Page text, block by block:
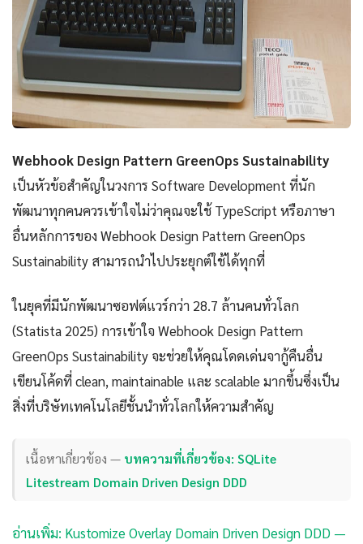
Webhook Design Pattern GreenOps Sustainability
เป็นหัวข้อสำคัญในวงการ Software Development ที่นัก
พัฒนาทุกคนควรเข้าใจไม่ว่าคุณจะใช้ TypeScript หรือภาษา
อื่นหลักการของ Webhook Design Pattern GreenOps
Sustainability สามารถนำไปประยุกต์ใช้ได้ทุกที่
ในยุคที่มีนักพัฒนาซอฟต์แวร์กว่า 28.7 ล้านคนทั่วโลก
(Statista 2025) การเข้าใจ Webhook Design Pattern
GreenOps Sustainability จะช่วยให้คุณโดดเด่นจากู้คืนอื่น
เขียนโค้ดที่ clean, maintainable และ scalable มากขึ้นซึ่งเป็น
สิ่งที่บริษัทเทคโนโลยีชั้นนำทั่วโลกให้ความสำคัญ
เนื้อหาเกี่ยวข้อง — บทความที่เกี่ยวข้อง: SQLite
Litestream Domain Driven Design DDD
อ่านเพิ่ม: Kustomize Overlay Domain Driven Design DDD —